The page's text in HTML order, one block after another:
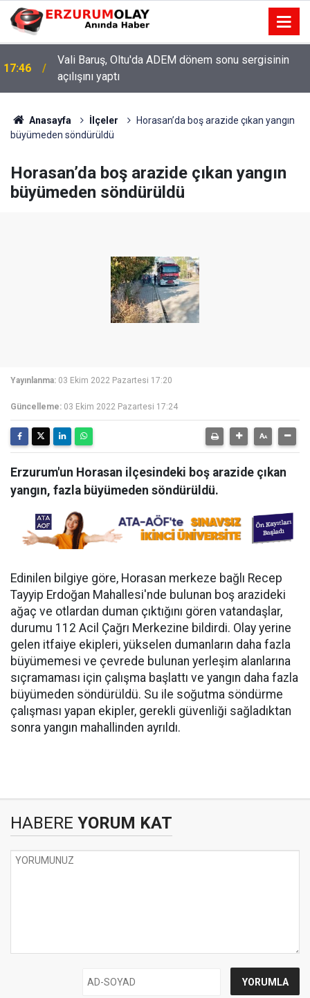
17:46
Vali Baruş, Oltu'da ADEM dönem sonu sergisinin
açılışını yaptı
Anasayfa İlçeler
Horasan’da boş arazide çıkan yangın
büyümeden söndürüldü
Horasan’da boş arazide çıkan yangın
büyümeden söndürüldü
Yayınlanma: 03 Ekim 2022 Pazartesi 17:20
Güncelleme: 03 Ekim 2022 Pazartesi 17:24
Erzurum'un Horasan ilçesindeki boş arazide çıkan
yangın, fazla büyümeden söndürüldü.
Edinilen bilgiye göre, Horasan merkeze bağlı Recep
Tayyip Erdoğan Mahallesi'nde bulunan boş arazideki
ağaç ve otlardan duman çıktığını gören vatandaşlar,
durumu 112 Acil Çağrı Merkezine bildirdi. Olay yerine
gelen itfaiye ekipleri, yükselen dumanların daha fazla
büyümemesi ve çevrede bulunan yerleşim alanlarına
sıçramaması için çalışma başlattı ve yangın daha fazla
büyümeden söndürüldü. Su ile soğutma söndürme
çalışması yapan ekipler, gerekli güvenliği sağladıktan
sonra yangın mahallinden ayrıldı.
HABERE YORUM KAT